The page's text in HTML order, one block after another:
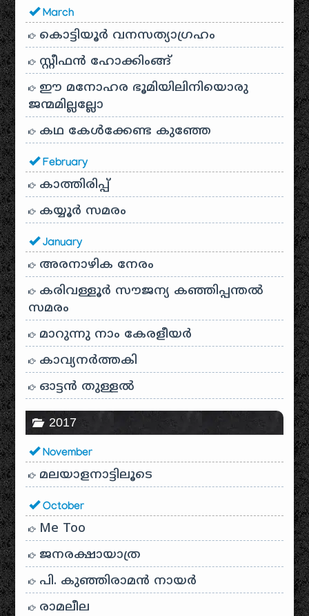
March
കൊട്ടിയൂർ വനസത്യാഗ്രഹം
സ്റ്റീഫൻ ഹോക്കിംങ്ങ്
ഈ മനോഹര ഭൂമിയിലിനിയൊരു
ജന്മമില്ലല്ലോ
കഥ കേൾക്കേണ്ട കുഞ്ഞേ
February
കാത്തിരിപ്പ്
കയ്യൂർ സമരം
January
അരനാഴിക നേരം
കരിവള്ളൂർ സൗജന്യ കഞ്ഞിപ്പന്തൽ
സമരം
മാറുന്നു നാം കേരളീയർ
കാവ്യനര്‍ത്തകി
ഓട്ടൻ തുള്ളൽ
2017
November
മലയാളനാട്ടിലൂടെ
October
Me Too
ജനരക്ഷായാത്ര
പി. കുഞ്ഞിരാമൻ നായർ
രാമലീല